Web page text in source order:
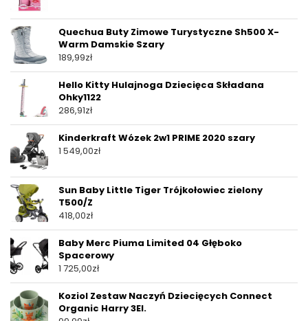
Quechua Buty Zimowe Turystyczne Sh500 X-
Warm Damskie Szary
189,99zł
Hello Kitty Hulajnoga Dziecięca Składana
Ohky1122
286,91zł
Kinderkraft Wózek 2w1 PRIME 2020 szary
1 549,00zł
Sun Baby Little Tiger Trójkołowiec zielony
T500/Z
418,00zł
Baby Merc Piuma Limited 04 Głęboko
Spacerowy
1 725,00zł
Koziol Zestaw Naczyń Dziecięcych Connect
Organic Harry 3El.